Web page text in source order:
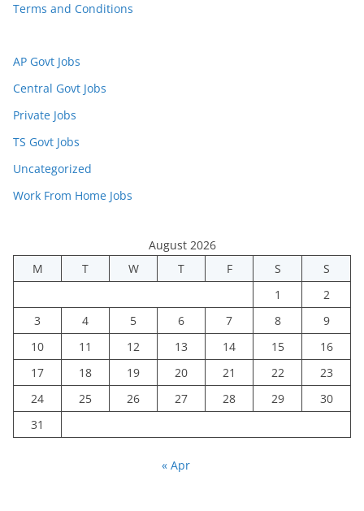
Terms and Conditions
AP Govt Jobs
Central Govt Jobs
Private Jobs
TS Govt Jobs
Uncategorized
Work From Home Jobs
August 2026
M
T W T F S
S
1
2
3
4 5 6 7 8
9
10
11 12 13 14 15
16
17
18 19 20 21 22
23
24
25 26 27 28 29
30
31
« Apr